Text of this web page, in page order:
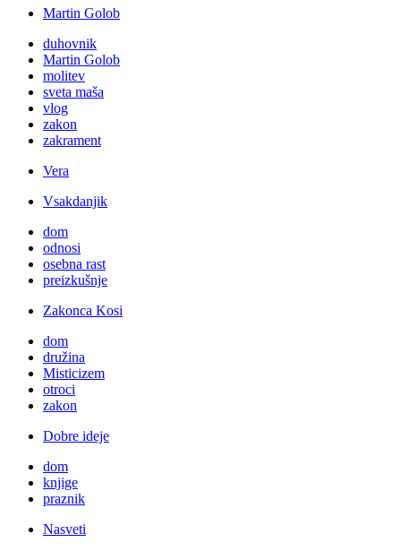
Martin Golob
duhovnik
Martin Golob
molitev
sveta maša
vlog
zakon
zakrament
Vera
Vsakdanjik
dom
odnosi
osebna rast
preizkušnje
Zakonca Kosi
dom
družina
Misticizem
otroci
zakon
Dobre ideje
dom
knjige
praznik
Nasveti